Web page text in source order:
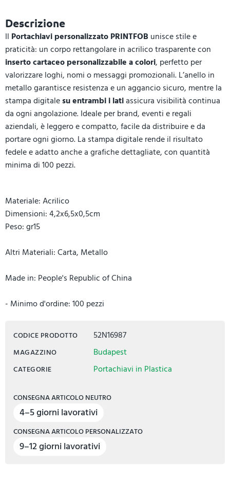
Descrizione
Il Portachiavi personalizzato PRINTFOB unisce stile e
praticità: un corpo rettangolare in acrilico trasparente con
inserto cartaceo personalizzabile a colori, perfetto per
valorizzare loghi, nomi o messaggi promozionali. L’anello in
metallo garantisce resistenza e un aggancio sicuro, mentre la
stampa digitalesu entrambi i latiassicura visibilità continua
da ogni angolazione. Ideale per brand, eventi e regali
aziendali, è leggero e compatto, facile da distribuire e da
portare ogni giorno. La stampa digitale rende il risultato
fedele e adatto anche a grafiche dettagliate, con quantità
minima di 100 pezzi.
Materiale: Acrilico
Dimensioni: 4,2x6,5x0,5cm
Peso: gr15
Altri Materiali: Carta, Metallo
Made in: People's Republic of China
- Minimo d'ordine: 100 pezzi
CODICE PRODOTTO 52N16987
MAGAZZINO Budapest
CATEGORIE Portachiavi in Plastica
CONSEGNA ARTICOLO NEUTRO
4–5 giorni lavorativi
CONSEGNA ARTICOLO PERSONALIZZATO
9–12 giorni lavorativi